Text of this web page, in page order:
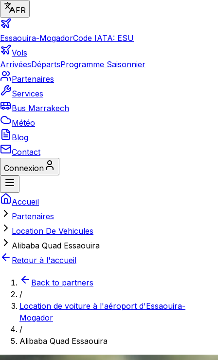
FR
Essaouira-MogadorCode IATA: ESU
Vols
ArrivéesDépartsProgramme Saisonnier
Partenaires
Services
Bus Marrakech
Météo
Blog
Contact
Connexion
Accueil
Partenaires
Location De Vehicules
Alibaba Quad Essaouira
Retour à l'accueil
Back to partners
/
Location de voiture à l'aéroport d'Essaouira-
Mogador
/
Alibaba Quad Essaouira